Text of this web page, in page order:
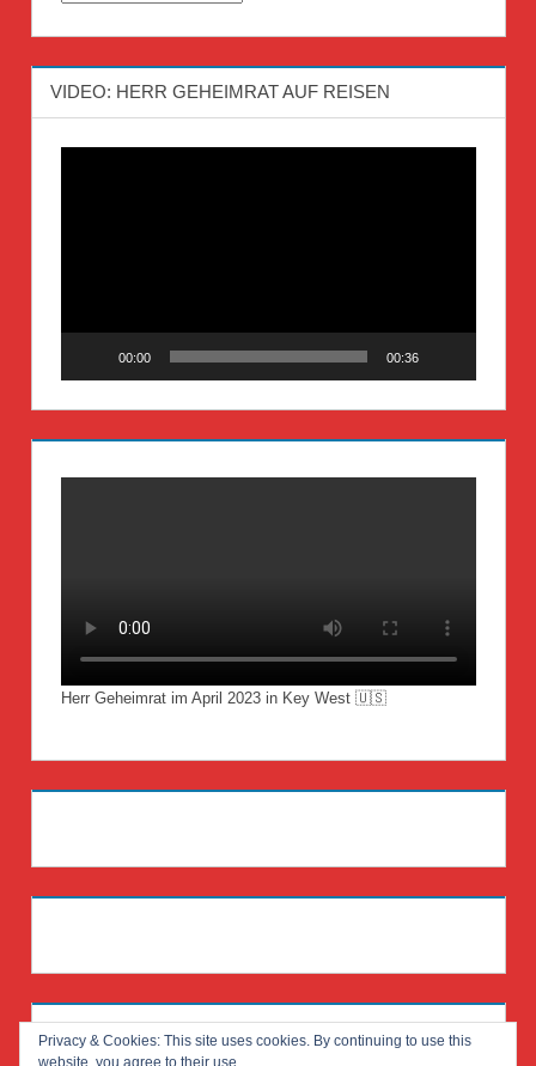
VIDEO: HERR GEHEIMRAT AUF REISEN
00:00 00:36
Herr Geheimrat im April 2023 in Key West 🇺🇸
Privacy & Cookies: This site uses cookies. By continuing to use this
website, you agree to their use.